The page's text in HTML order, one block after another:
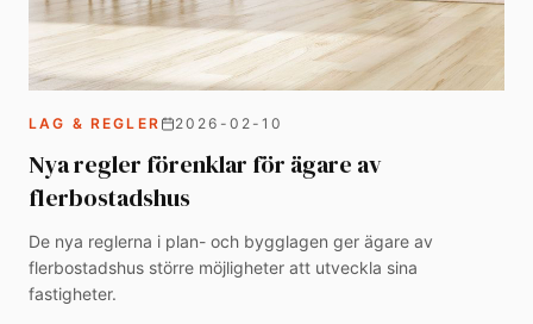
LAG & REGLER 2026-02-10
Nya regler förenklar för ägare av
flerbostadshus
De nya reglerna i plan- och bygglagen ger ägare av
flerbostadshus större möjligheter att utveckla sina
fastigheter.